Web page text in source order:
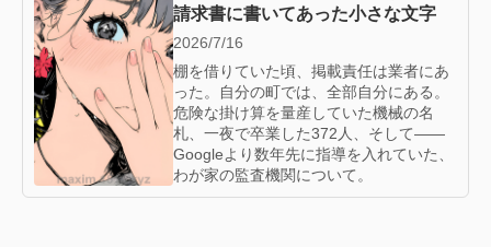
請求書に書いてあった小さな文字
2026/7/16
棚を借りていた頃、掲載責任は業者にあ
った。自分の町では、全部自分にある。
危険な掛け算を量産していた機械の名
札、一夜で卒業した372人、そして——
Googleより数年先に指導を入れていた、
わが家の監査機関について。